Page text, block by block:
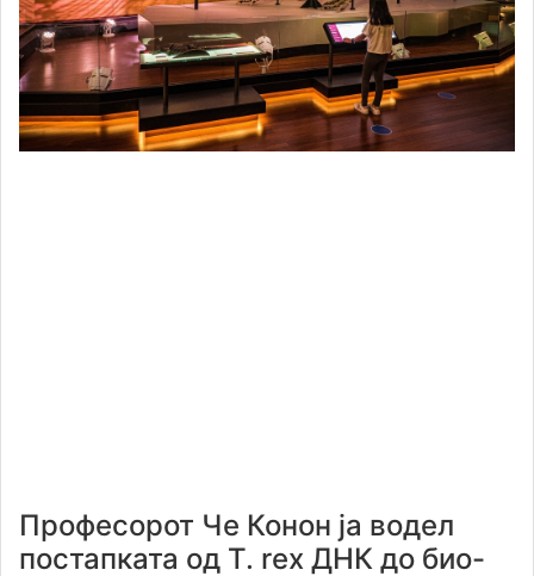
Професорот Че Конон ја водел
постапката од T. rex ДНК до био-